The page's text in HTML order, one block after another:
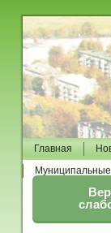
Главная
Муниципальные